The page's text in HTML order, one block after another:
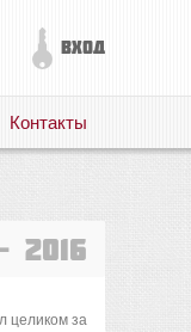
вход
Контакты
2016
целиком за